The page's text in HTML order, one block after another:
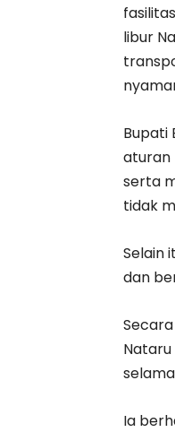
libur
Bupati
aturan
serta
tidak
Selain
dan
Ia